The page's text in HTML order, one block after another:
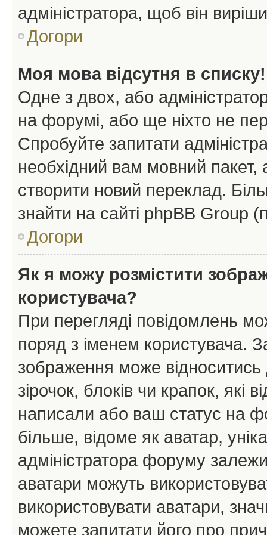
адміністратора, щоб він
Догори
Моя мова відсутня в списку!
Одне з двох, або
на форумі, або ще ніхто не
Спробуйте запитати
необхідний вам мовний
створити новий переклад.
знайти на сайті phpBB Group
Догори
Як я можу розмістити
користувача?
При перегляді повідомлень
поряд з іменем користувача.
зображення може відноситись
зірочок, блоків чи крапок, які
написали або ваш статус на
більше, відоме як аватар,
адміністратора форуму
аватари можуть
використовувати аватари,
можете запитати його про